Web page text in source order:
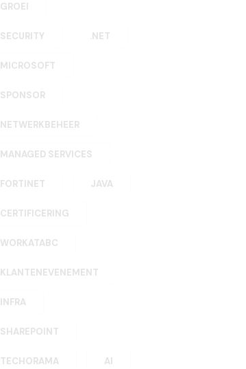
GROEI
SECURITY .NET
MICROSOFT
SPONSOR
NETWERKBEHEER
MANAGED SERVICES
FORTINET JAVA
CERTIFICERING
WORKATABC
KLANTENEVENEMENT
INFRA
SHAREPOINT
TECHORAMA AI